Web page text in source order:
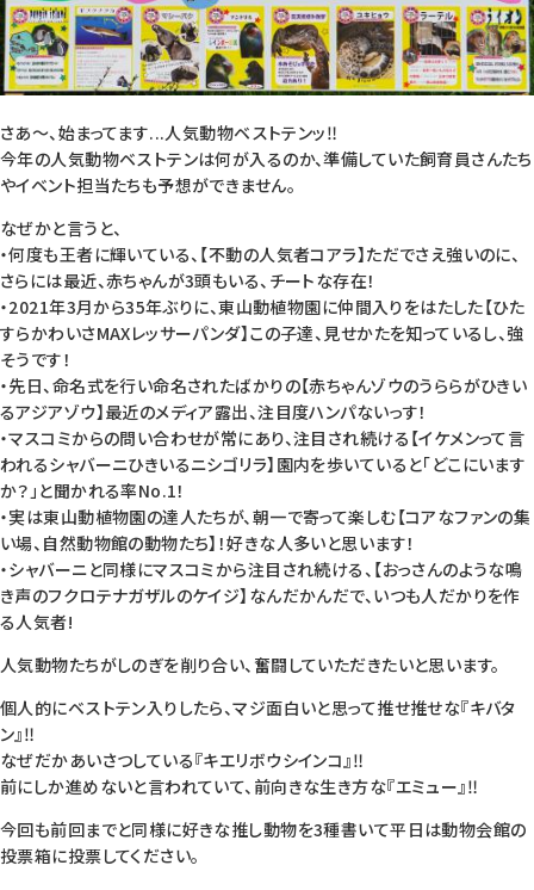
さあ～、始まってます...人気動物ベストテンッ‼
今年の人気動物ベストテンは何が入るのか、準備していた飼育員さんたち
やイベント担当たちも予想ができません。
なぜかと言うと、
・何度も王者に輝いている、【不動の人気者コアラ】ただでさえ強いのに、
さらには最近、赤ちゃんが3頭もいる、チートな存在！
・2021年3月から35年ぶりに、東山動植物園に仲間入りをはたした【ひた
すらかわいさMAXレッサーパンダ】この子達、見せかたを知っているし、強
そうです！
・先日、命名式を行い命名されたばかりの【赤ちゃんゾウのうららがひきい
るアジアゾウ】最近のメディア露出、注目度ハンパないっす！
・マスコミからの問い合わせが常にあり、注目され続ける【イケメンって言
われるシャバーニひきいるニシゴリラ】園内を歩いていると「どこにいます
か？」と聞かれる率No.1！
・実は東山動植物園の達人たちが、朝一で寄って楽しむ【コアなファンの集
い場、自然動物館の動物たち】！好きな人多いと思います！
・シャバーニと同様にマスコミから注目され続ける、【おっさんのような鳴
き声のフクロテナガザルのケイジ】なんだかんだで、いつも人だかりを作
る人気者!
人気動物たちがしのぎを削り合い、奮闘していただきたいと思います。
個人的にベストテン入りしたら、マジ面白いと思って推せ推せな『キバタ
ン』‼
なぜだかあいさつしている『キエリボウシインコ』‼
前にしか進めないと言われていて、前向きな生き方な『エミュー』‼
今回も前回までと同様に好きな推し動物を3種書いて平日は動物会館の
投票箱に投票してください。